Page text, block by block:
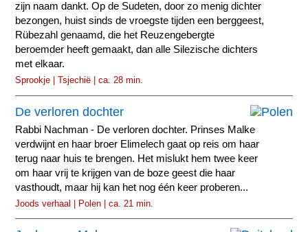
zijn naam dankt. Op de Sudeten, door zo menig dichter
bezongen, huist sinds de vroegste tijden een berggeest,
Rübezahl genaamd, die het Reuzengebergte
beroemder heeft gemaakt, dan alle Silezische dichters
met elkaar.
Sprookje | Tsjechië | ca. 28 min.
De verloren dochter
Rabbi Nachman - De verloren dochter. Prinses Malke
verdwijnt en haar broer Elimelech gaat op reis om haar
terug naar huis te brengen. Het mislukt hem twee keer
om haar vrij te krijgen van de boze geest die haar
vasthoudt, maar hij kan het nog één keer proberen...
Joods verhaal | Polen | ca. 21 min.